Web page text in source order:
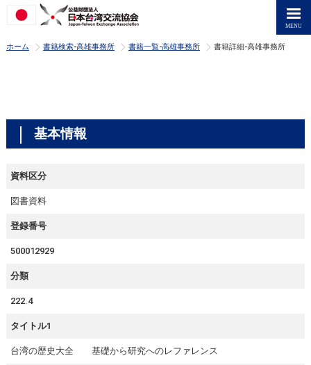
ホーム >
書籍検索-高雄事務所 >
書籍一覧-高雄事務所 >
書籍詳細-高雄事務所
基本情報
資料区分
図書資料
登録番号
500012929
分類
222.4
タイトル1
台湾の歴史大全 基礎から研究へのレファレンス